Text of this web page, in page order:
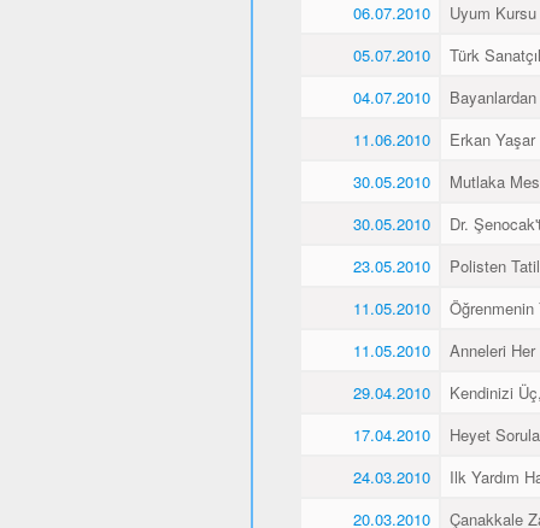
06.07.2010
Uyum
05.07.2010
Türk
04.07.2010
11.06.2010
Erkan Yaşar
30.05.2010
Mutlaka
30.05.2010
Dr.
23.05.2010
Polisten
11.05.2010
Öğrenmenin
11.05.2010
Anneleri Her
29.04.2010
Kendinizi
17.04.2010
Heyet
24.03.2010
Ilk Yardım
20.03.2010
Çanakkale